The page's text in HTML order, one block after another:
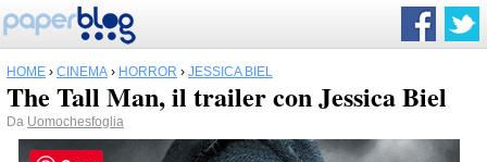
HOME › CINEMA › HORROR › JESSICA BIEL
The Tall Man, il trailer con Jessica Biel
Da Uomochesfoglia